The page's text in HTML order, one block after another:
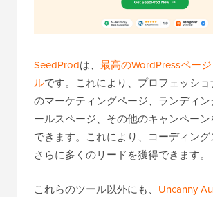
SeedProdは、 最高のWordPressペー
ルです。これにより、プロフェッシ
のマーケティングページ、ランディ
ールスページ、その他のキャンペー
できます。これにより、コーディン
さらに多くのリードを獲得できます。
これらのツール以外にも、 Uncanny